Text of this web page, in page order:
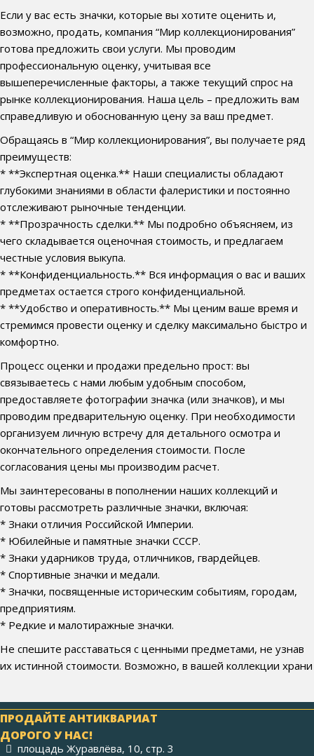
Если у вас есть значки, которые вы хотите оценить и,
возможно, продать, компания “Мир коллекционирования”
готова предложить свои услуги. Мы проводим
профессиональную оценку, учитывая все
вышеперечисленные факторы, а также текущий спрос на
рынке коллекционирования. Наша цель – предложить вам
справедливую и обоснованную цену за ваш предмет.
Обращаясь в “Мир коллекционирования”, вы получаете ряд
преимуществ:
* **Экспертная оценка.** Наши специалисты обладают
глубокими знаниями в области фалеристики и постоянно
отслеживают рыночные тенденции.
* **Прозрачность сделки.** Мы подробно объясняем, из
чего складывается оценочная стоимость, и предлагаем
честные условия выкупа.
* **Конфиденциальность.** Вся информация о вас и ваших
предметах остается строго конфиденциальной.
* **Удобство и оперативность.** Мы ценим ваше время и
стремимся провести оценку и сделку максимально быстро и
комфортно.
Процесс оценки и продажи предельно прост: вы
связываетесь с нами любым удобным способом,
предоставляете фотографии значка (или значков), и мы
проводим предварительную оценку. При необходимости
организуем личную встречу для детального осмотра и
окончательного определения стоимости. После
согласования цены мы производим расчет.
Мы заинтересованы в пополнении наших коллекций и
готовы рассмотреть различные значки, включая:
* Знаки отличия Российской Империи.
* Юбилейные и памятные значки СССР.
* Знаки ударников труда, отличников, гвардейцев.
* Спортивные значки и медали.
* Значки, посвященные историческим событиям, городам,
предприятиям.
* Редкие и малотиражные значки.
Не спешите расставаться с ценными предметами, не узнав
их истинной стоимости. Возможно, в вашей коллекции храни
ПРОДАЙТЕ АНТИКВАРИАТ
ДОРОГО У НАС!
площадь Журавлёва, 10, стр. 3